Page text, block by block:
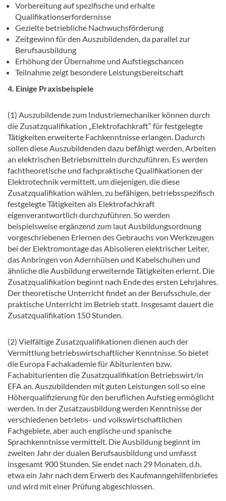
Vorbereitung auf spezifische und erhalte
Qualifikationserfordernisse
Gezielte betriebliche Nachwuchsförderung
Zeitgewinn für den Auszubildenden, da parallel zur
Berufsausbildung
Erhöhung der Übernahme und Aufstiegschancen
Teilnahme zeigt besondere Leistungsbereitschaft
4. Einige Praxisbeispiele
(1) Auszubildende zum Industriemechaniker können durch
die Zusatzqualifikation „Elektrofachkraft“ für festgelegte
Tätigkeiten erweiterte Fachkenntnisse erlangen. Dadurch
sollen diese Auszubildenden dazu befähigt werden, Arbeiten
an elektrischen Betriebsmitteln durchzuführen. Es werden
fachtheoretische und fachpraktische Qualifikationen der
Elektrotechnik vermittelt, um diejenigen, die diese
Zusatzqualifikation wählen, zu befähigen, betriebsspezifisch
festgelegte Tätigkeiten als Elektrofachkraft
eigenverantwortlich durchzuführen. So werden
beispielsweise ergänzend zum laut Ausbildungsordnung
vorgeschriebenen Erlernen des Gebrauchs von Werkzeugen
bei der Elektromontage das Abisolieren elektrischer Leiter,
das Anbringen von Adernhülsen und Kabelschuhen und
ähnliche die Ausbildung erweiternde Tätigkeiten erlernt. Die
Zusatzqualifikation beginnt nach Ende des ersten Lehrjahres.
Der theoretische Unterricht findet an der Berufsschule, der
praktische Unterricht im Betrieb statt. Insgesamt dauert die
Zusatzqualifikation 150 Stunden.
(2) Vielfältige Zusatzqualifikationen dienen auch der
Vermittlung betriebswirtschaftlicher Kenntnisse. So bietet
die Europa Fachakademie für Abiturienten bzw.
Fachabiturienten die Zusatzqualifikation Betriebswirt/in
EFA an. Auszubildenden mit guten Leistungen soll so eine
Höherqualifizierung für den beruflichen Aufstieg ermöglicht
werden. In der Zusatzausbildung werden Kenntnisse der
verschiedenen betriebs- und volkswirtschaftlichen
Fachgebiete, aber auch englische und spanische
Sprachkenntnisse vermittelt. Die Ausbildung beginnt im
zweiten Jahr der dualen Berufsausbildung und umfasst
insgesamt 900 Stunden. Sie endet nach 29 Monaten, d.h.
etwa ein Jahr nach dem Erwerb des Kaufmanngehilfenbriefes
und wird mit einer Prüfung abgeschlossen.